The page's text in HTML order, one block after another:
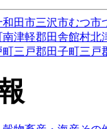
和田市三沢市むつ市
南津軽郡田舎館村北
町三戸郡田子町三戸